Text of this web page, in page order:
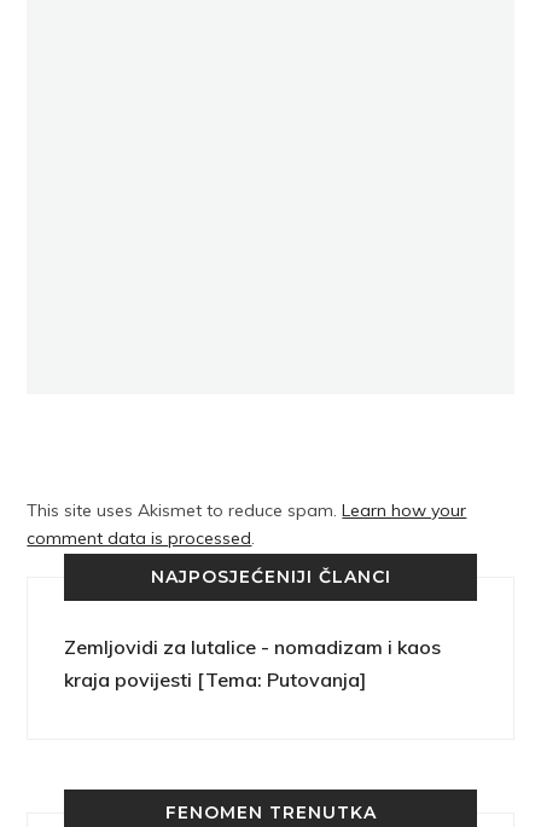
This site uses Akismet to reduce spam.Learn how your
comment data is processed.
NAJPOSJEĆENIJI ČLANCI
Zemljovidi za lutalice - nomadizam i kaos
kraja povijesti [Tema: Putovanja]
FENOMEN TRENUTKA